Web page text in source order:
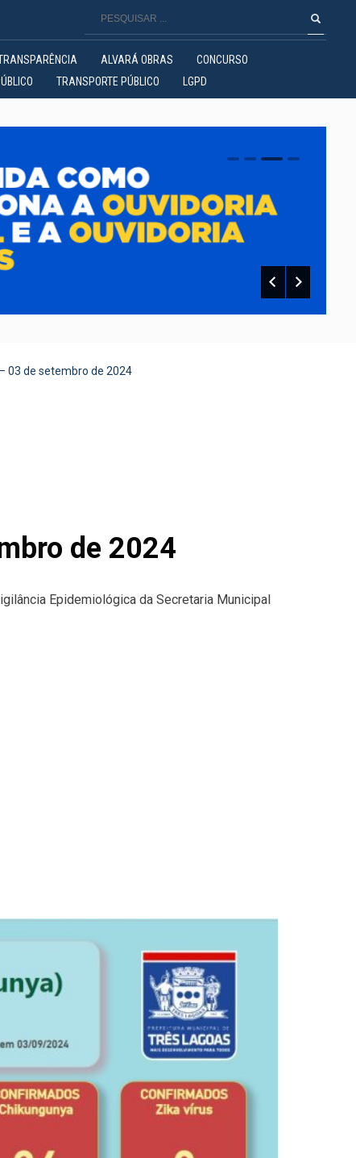
ALVARÁ OBRAS
CONCURSO
TRANSPORTE PÚBLICO LGPD
0 1 2
– 03 de setembro de 2024
de 2024
Epidemiológica da Secretaria Municipal